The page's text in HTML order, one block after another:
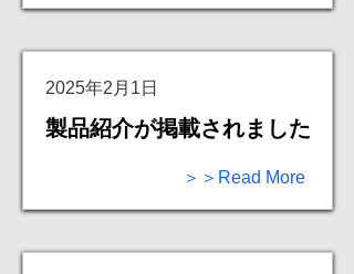
2025年2月1日
製品紹介が掲載されました
＞＞Read More